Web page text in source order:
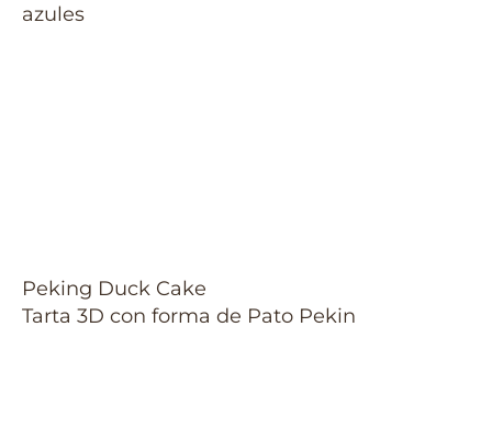
azules
Peking Duck Cake
Tarta 3D con forma de Pato Pekin